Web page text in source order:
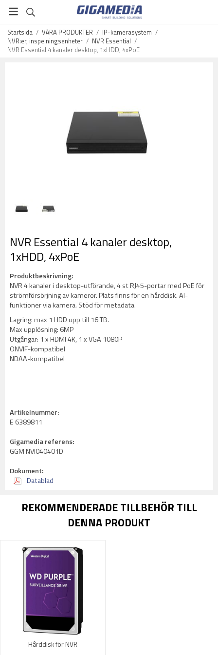
Startsida / VÅRA PRODUKTER / IP-kamerasystem /
NVR:er, inspelningsenheter / NVR Essential /
NVR Essential 4 kanaler desktop, 1xHDD, 4xPoE
NVR Essential 4 kanaler desktop,
1xHDD, 4xPoE
Produktbeskrivning:
NVR 4 kanaler i desktop-utförande, 4 st RJ45-portar med PoE för
strömförsörjning av kameror. Plats finns för en hårddisk. AI-
funktioner via kamera. Stöd för metadata.
Lagring: max 1 HDD upp till 16 TB.
Max upplösning: 6MP
Utgångar: 1 x HDMI 4K, 1 x VGA 1080P
ONVIF-kompatibel
NDAA-kompatibel
Artikelnummer:
E 6389811
Gigamedia referens:
GGM NVI040401D
Dokument:
Datablad
REKOMMENDERADE TILLBEHÖR TILL
DENNA PRODUKT
Hårddisk för NVR